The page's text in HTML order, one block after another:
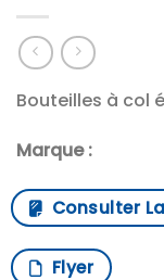
Bouteilles à col
Marque :
Consulter
Flyer